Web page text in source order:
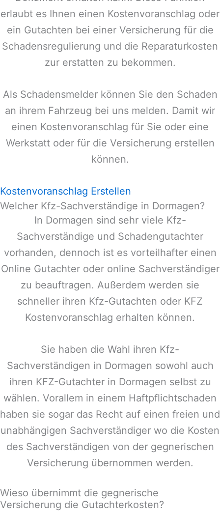
erlaubt es Ihnen einen Kostenvoranschlag oder
ein Gutachten bei einer Versicherung für die
Schadensregulierung und die Reparaturkosten
zur erstatten zu bekommen.
Als Schadensmelder können Sie den Schaden
an ihrem Fahrzeug bei uns melden. Damit wir
einen Kostenvoranschlag für Sie oder eine
Werkstatt oder für die Versicherung erstellen
können.
Kostenvoranschlag Erstellen
Welcher Kfz-Sachverständige in Dormagen?
In Dormagen sind sehr viele Kfz-
Sachverständige und Schadengutachter
vorhanden, dennoch ist es vorteilhafter einen
Online Gutachter oder online Sachverständiger
zu beauftragen. Außerdem werden sie
schneller ihren Kfz-Gutachten oder KFZ
Kostenvoranschlag erhalten können.
Sie haben die Wahl ihren Kfz-
Sachverständigen in Dormagen sowohl auch
ihren KFZ-Gutachter in Dormagen selbst zu
wählen. Vorallem in einem Haftpflichtschaden
haben sie sogar das Recht auf einen freien und
unabhängigen Sachverständiger wo die Kosten
des Sachverständigen von der gegnerischen
Versicherung übernommen werden.
Wieso übernimmt die gegnerische
Versicherung die Gutachterkosten?